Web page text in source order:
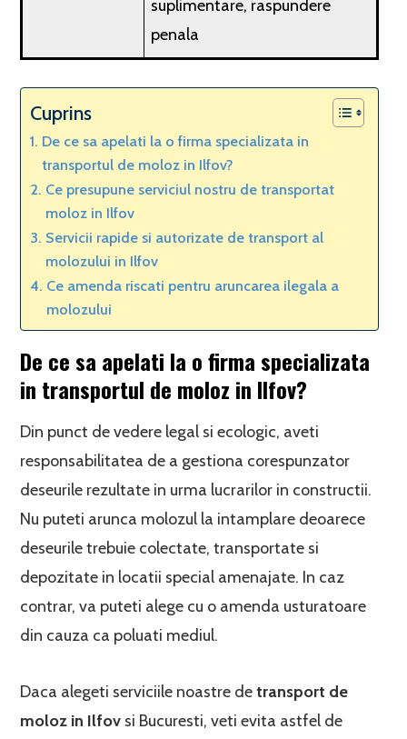
suplimentare, raspundere
penala
Cuprins
De ce sa apelati la o firma specializata in
transportul de moloz in Ilfov?
Ce presupune serviciul nostru de transportat
moloz in Ilfov
Servicii rapide si autorizate de transport al
molozului in Ilfov
Ce amenda riscati pentru aruncarea ilegala a
molozului
De ce sa apelati la o firma specializata
in transportul de moloz in Ilfov?
Din punct de vedere legal si ecologic, aveti
responsabilitatea de a gestiona corespunzator
deseurile rezultate in urma lucrarilor in constructii.
Nu puteti arunca molozul la intamplare deoarece
deseurile trebuie colectate, transportate si
depozitate in locatii special amenajate. In caz
contrar, va puteti alege cu o amenda usturatoare
din cauza ca poluati mediul.
Daca alegeti serviciile noastre detransport de
moloz in Ilfov si Bucuresti, veti evita astfel de